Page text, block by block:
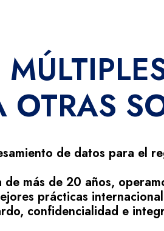
de datos para el
más de 20 años,
prácticas
confidencialidad e